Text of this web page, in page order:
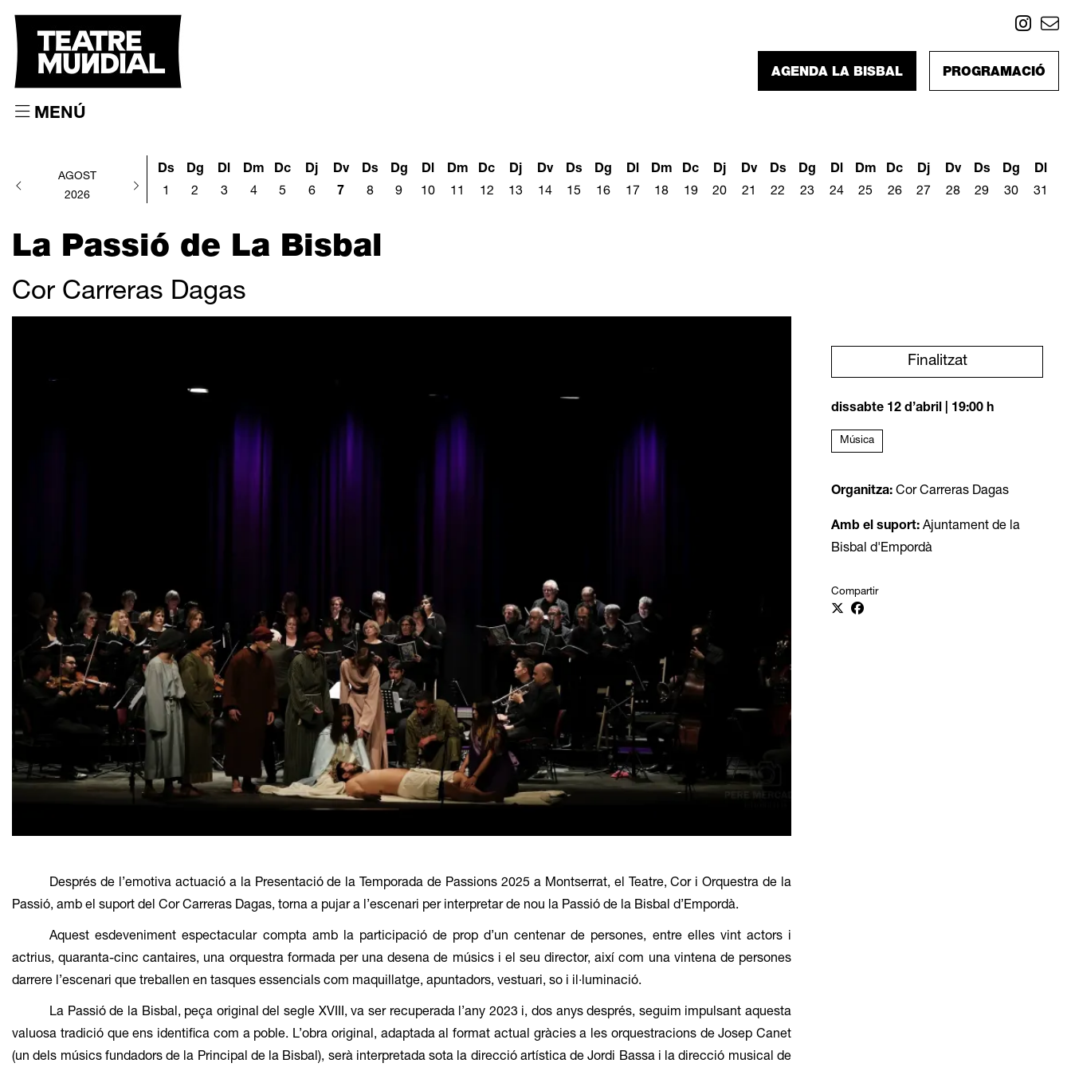
MENÚ
Link
PROGRAMACIÓ
AGENDA LA BISBAL
AGOST
2026
Ds
1
Dg
2
Dl
3
Dm
4
Dc
5
Dj
6
Dv
7
Ds
8
Dg
9
Dl
10
Dm
11
Dc
12
Dj
13
Dv
14
Ds
15
Dg
16
Dl
17
Dm
18
Dc
19
Dj
20
Dv
21
Ds
22
Dg
23
Dl
24
Dm
25
Dc
26
Dj
27
Dv
28
Ds
29
Dg
30
Dl
31
La Passió de La Bisbal
Cor Carreras Dagas
Finalitzat
dissabte 12 d’abril 19:00 h
Música
Organitza: Cor Carreras Dagas
Amb el suport: Ajuntament de la
Bisbal d'Empordà
Compartir
Després de l’emotiva actuació a la Presentació de la Temporada de Passions 2025 a Montserrat, el Teatre, Cor i Orquestra de la
Passió, amb el suport del Cor Carreras Dagas, torna a pujar a l’escenari per interpretar de nou la Passió de la Bisbal d’Empordà.
Aquest esdeveniment espectacular compta amb la participació de prop d’un centenar de persones, entre elles vint actors i
actrius, quaranta-cinc cantaires, una orquestra formada per una desena de músics i el seu director, així com una vintena de persones
darrere l’escenari que treballen en tasques essencials com maquillatge, apuntadors, vestuari, so i il·luminació.
La Passió de la Bisbal, peça original del segle XVIII, va ser recuperada l’any 2023 i, dos anys després, seguim impulsant aquesta
valuosa tradició que ens identifica com a poble. L’obra original, adaptada al format actual gràcies a les orquestracions de Josep Canet
(un dels músics fundadors de la Principal de la Bisbal), serà interpretada sota la direcció artística de Jordi Bassa i la direcció musical de